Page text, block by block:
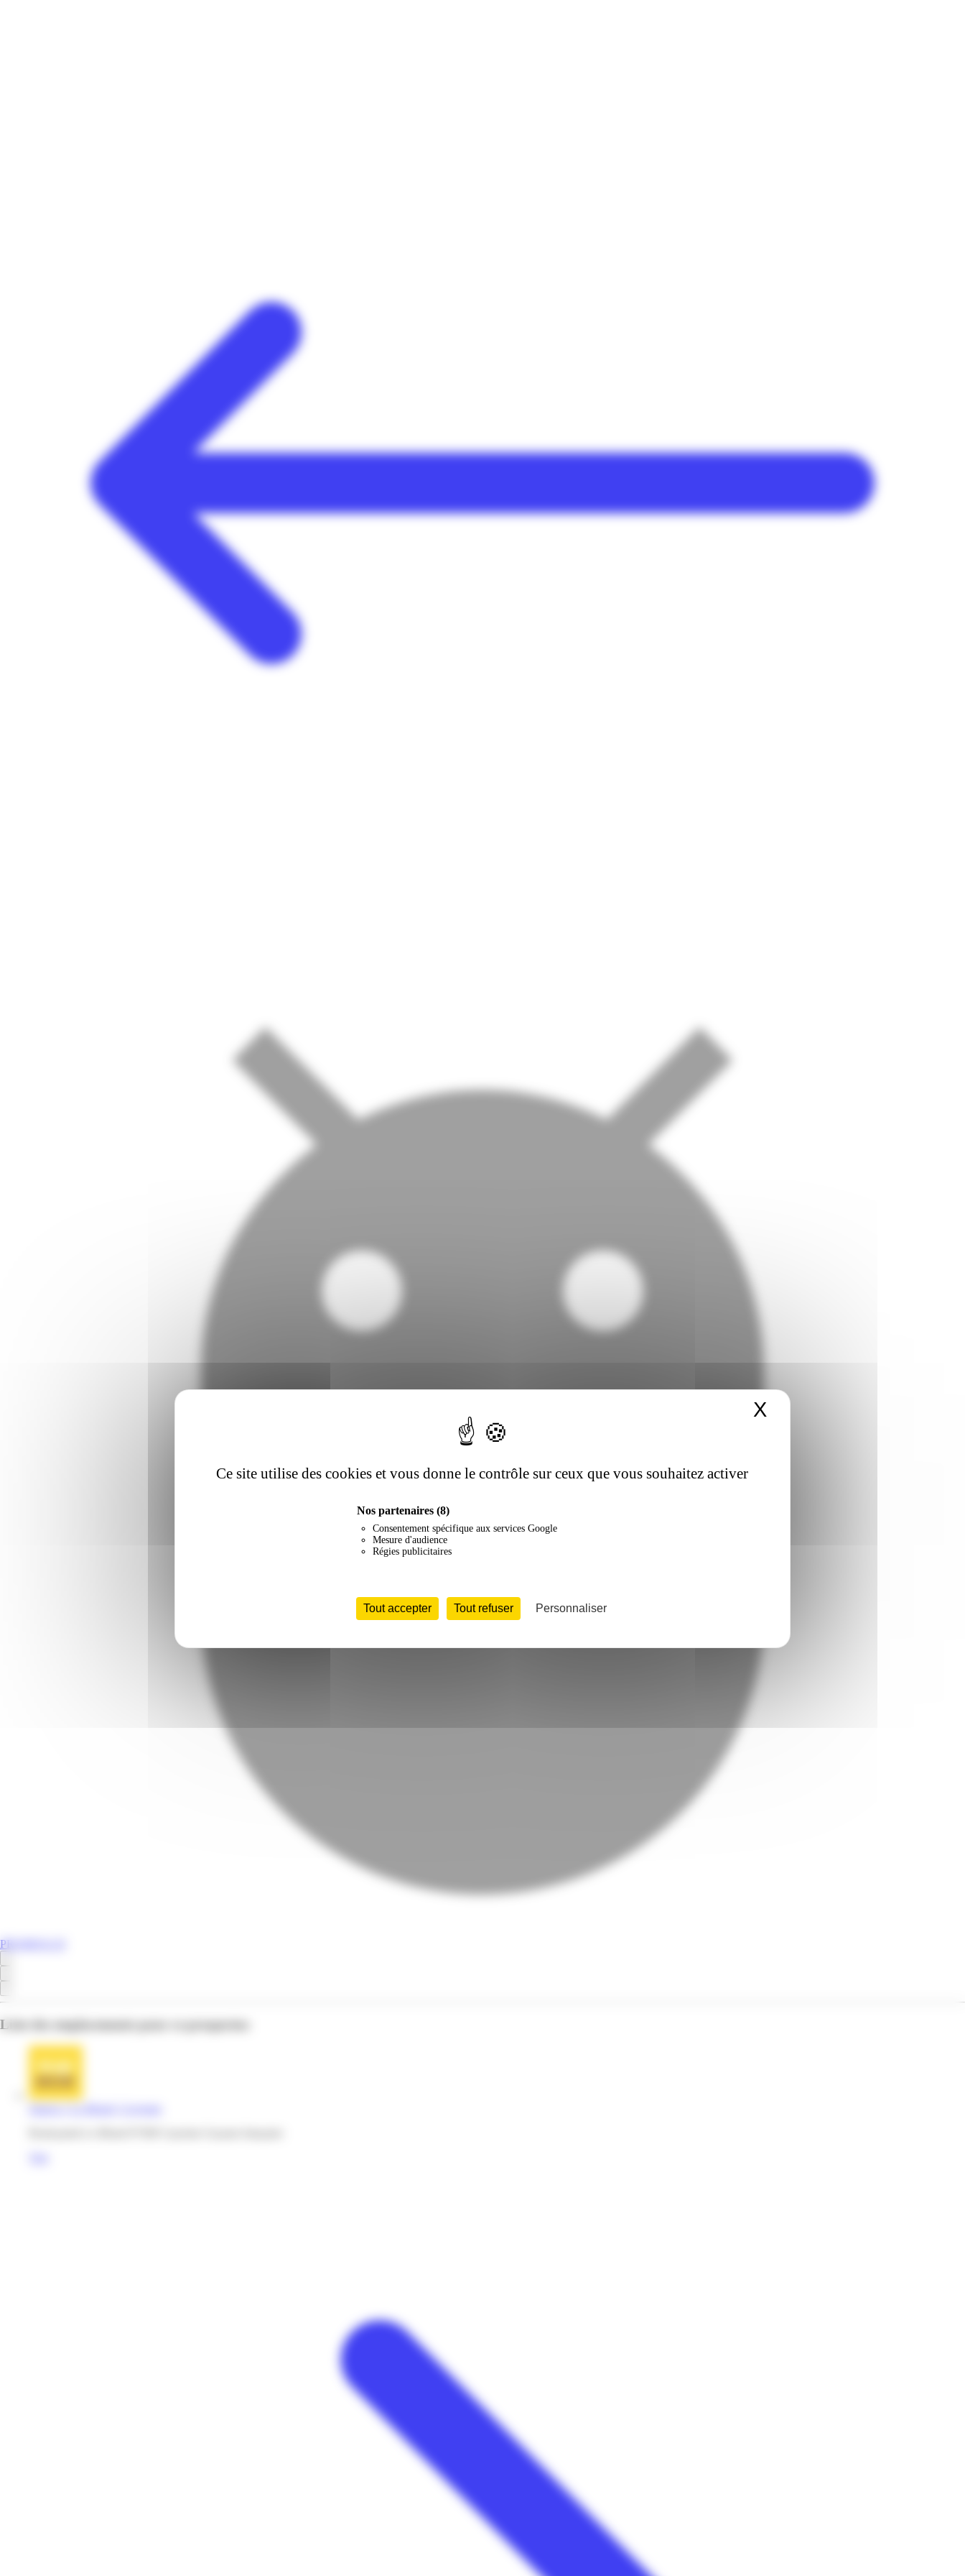
Ce site utilise des cookies et vous donne le contrôle sur ceux que vous souhaitez activer
Nos partenaires (8)
Consentement spécifique aux services Google
Mesure d'audience
Régies publicitaires
Tout accepter Tout refuser Personnaliser
X
PROMOS.GF
Liste des emplacements pour ce prospectus
Supeco | Le Blond | Cayenne